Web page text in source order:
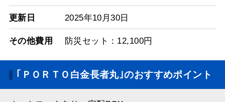
更新日 2025年10月30日
その他費用 防災セット：12,100円
｢ＰＯＲＴＯ白金長者丸｣のおすすめポイント